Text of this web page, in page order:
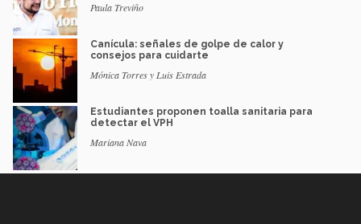
Paula Treviño
Canícula: señales de golpe de calor y
consejos para cuidarte
Mónica Torres y Luis Estrada
Estudiantes proponen toalla sanitaria para
detectar el VPH
Mariana Nava